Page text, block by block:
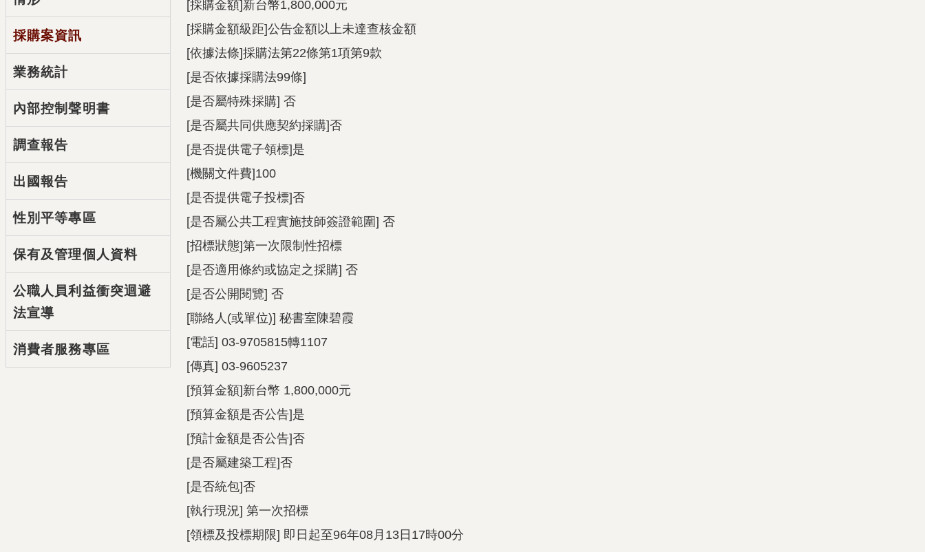
採購案資訊
業務統計
內部控制聲明書
調查報告
出國報告
性別平等專區
保有及管理個人資料
公職人員利益衝突迴避
法宣導
消費者服務專區
[採購金額]新台幣1,800,000元
[採購金額級距]公告金額以上未達查核金額
[依據法條]採購法第22條第1項第9款
[是否依據採購法99條]
[是否屬特殊採購] 否
[是否屬共同供應契約採購]否
[是否提供電子領標]是
[機關文件費]100
[是否提供電子投標]否
[是否屬公共工程實施技師簽證範圍] 否
[招標狀態]第一次限制性招標
[是否適用條約或協定之採購] 否
[是否公開閱覽] 否
[聯絡人(或單位)] 秘書室陳碧霞
[電話] 03-9705815轉1107
[傳真] 03-9605237
[預算金額]新台幣 1,800,000元
[預算金額是否公告]是
[預計金額是否公告]否
[是否屬建築工程]否
[是否統包]否
[執行現況] 第一次招標
[領標及投標期限] 即日起至96年08月13日17時00分